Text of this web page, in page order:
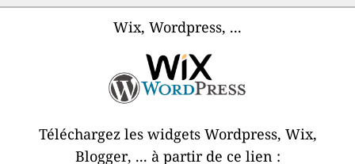
Wix, Wordpress, ...
Téléchargez les widgets Wordpress, Wix,
Blogger, ... à partir de ce lien :